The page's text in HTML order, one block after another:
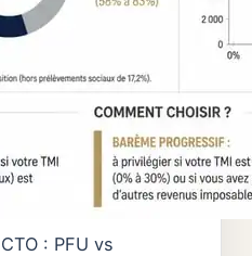
: PFU vs